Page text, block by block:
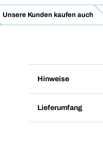
Unsere Kunden kaufen auch
Hinweise
Lieferumfang